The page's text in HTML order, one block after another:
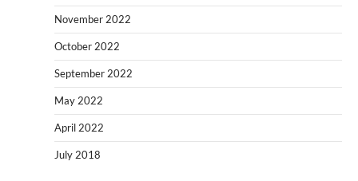
November 2022
October 2022
September 2022
May 2022
April 2022
July 2018